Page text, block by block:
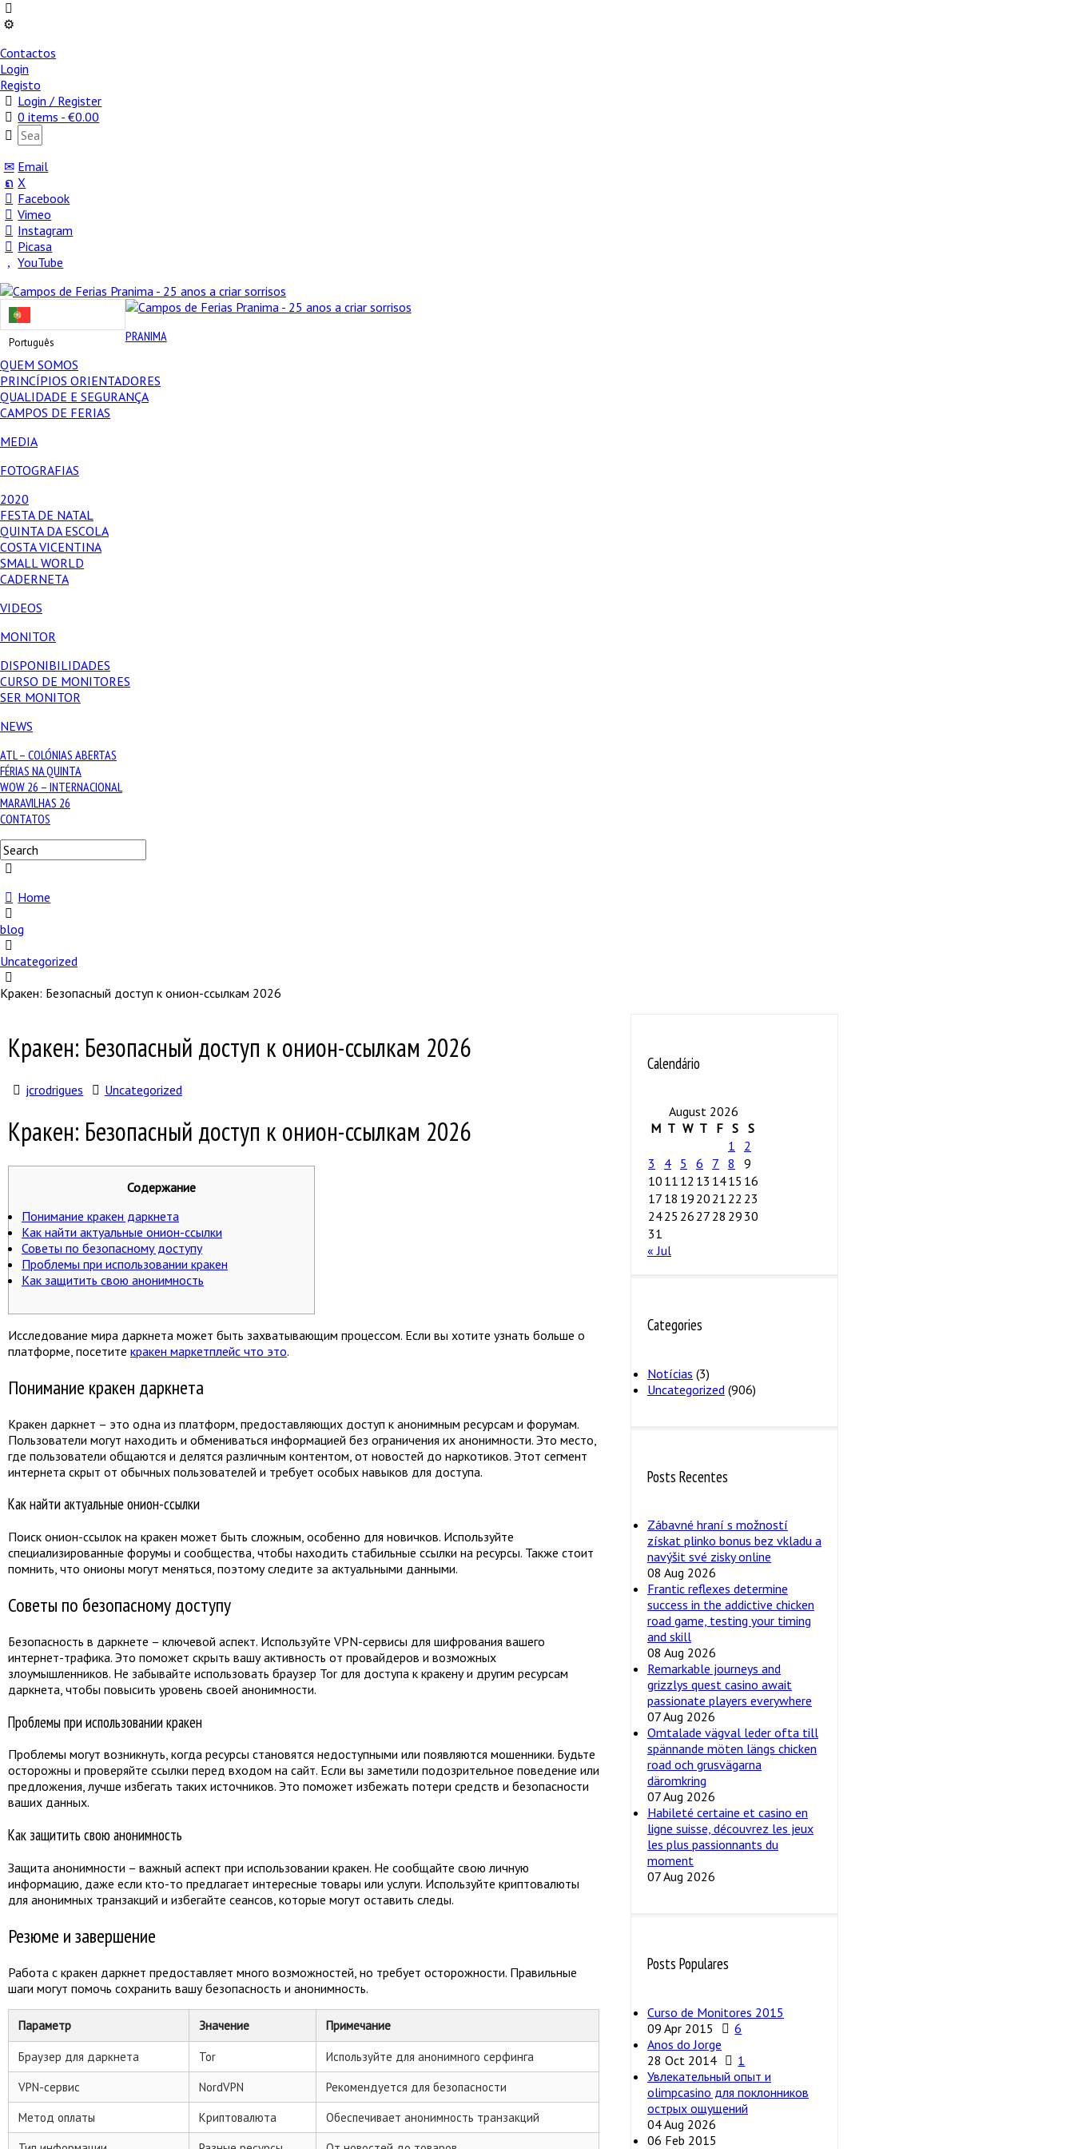
Contactos
Login
Registo
Login / Register
0 items -€0.00
Email
X
Facebook
Vimeo
Instagram
Picasa
YouTube
Português
PRANIMA
QUEM SOMOS
PRINCÍPIOS ORIENTADORES
QUALIDADE E SEGURANÇA
CAMPOS DE FERIAS
MEDIA
FOTOGRAFIAS
2020
FESTA DE NATAL
QUINTA DA ESCOLA
COSTA VICENTINA
SMALL WORLD
CADERNETA
VIDEOS
MONITOR
DISPONIBILIDADES
CURSO DE MONITORES
SER MONITOR
NEWS
ATL – COLÓNIAS ABERTAS
FÉRIAS NA QUINTA
WOW 26 – INTERNACIONAL
MARAVILHAS 26
CONTATOS
Home
blog
Uncategorized
Кракен: Безопасный доступ к онион-ссылкам 2026
Кракен: Безопасный доступ к онион-ссылкам 2026
jcrodrigues Uncategorized
Кракен: Безопасный доступ к онион-ссылкам 2026
Содержание
Понимание кракен даркнета
Как найти актуальные онион-ссылки
Советы по безопасному доступу
Проблемы при использовании кракен
Как защитить свою анонимность
Исследование мира даркнета может быть захватывающим процессом. Если вы хотите узнать больше о
платформе, посетите кракен маркетплейс что это.
Понимание кракен даркнета
Кракен даркнет – это одна из платформ, предоставляющих доступ к анонимным ресурсам и форумам.
Пользователи могут находить и обмениваться информацией без ограничения их анонимности. Это место,
где пользователи общаются и делятся различным контентом, от новостей до наркотиков. Этот сегмент
интернета скрыт от обычных пользователей и требует особых навыков для доступа.
Как найти актуальные онион-ссылки
Поиск онион-ссылок на кракен может быть сложным, особенно для новичков. Используйте
специализированные форумы и сообщества, чтобы находить стабильные ссылки на ресурсы. Также стоит
помнить, что онионы могут меняться, поэтому следите за актуальными данными.
Советы по безопасному доступу
Безопасность в даркнете – ключевой аспект. Используйте VPN-сервисы для шифрования вашего
интернет-трафика. Это поможет скрыть вашу активность от провайдеров и возможных
злоумышленников. Не забывайте использовать браузер Tor для доступа к кракену и другим ресурсам
даркнета, чтобы повысить уровень своей анонимности.
Проблемы при использовании кракен
Проблемы могут возникнуть, когда ресурсы становятся недоступными или появляются мошенники. Будьте
осторожны и проверяйте ссылки перед входом на сайт. Если вы заметили подозрительное поведение или
предложения, лучше избегать таких источников. Это поможет избежать потери средств и безопасности
ваших данных.
Как защитить свою анонимность
Защита анонимности – важный аспект при использовании кракен. Не сообщайте свою личную
информацию, даже если кто-то предлагает интересные товары или услуги. Используйте криптовалюты
для анонимных транзакций и избегайте сеансов, которые могут оставить следы.
Резюме и завершение
Работа с кракен даркнет предоставляет много возможностей, но требует осторожности. Правильные
шаги могут помочь сохранить вашу безопасность и анонимность.
Параметр Значение Примечание
Браузер для даркнета Tor
Используйте для анонимного серфинга
VPN-сервис
NordVPN
Рекомендуется для безопасности
Метод оплаты
Криптовалюта
Обеспечивает анонимность транзакций
Calendário
August 2026
M T W T F S S
1
2
3
4 5 6 7 8
9
10 11 12 13 1415 16
17 18 19 20 21 22 23
2425 26 27 28 29 30
31
« Jul
Categories
Notícias (3)
Uncategorized (906)
Posts Recentes
Zábavné hraní s možností
získat plinko bonus bez vkladu a
navýšit své zisky online
08 Aug 2026
Frantic reflexes determine
success in the addictive chicken
road game, testing your timing
and skill
08 Aug 2026
Remarkable journeys and
grizzlys quest casino await
passionate players everywhere
07 Aug 2026
Omtalade vägval leder ofta till
spännande möten längs chicken
road och grusvägarna
däromkring
07 Aug 2026
Habileté certaine et casino en
ligne suisse, découvrez les jeux
les plus passionnants du
moment
07 Aug 2026
Posts Populares
Curso de Monitores 2015
09 Apr 2015
6
Anos do Jorge
28 Oct 2014
1
Увлекательный опыт и
olimpcasino для поклонников
острых ощущений
04 Aug 2026
06 Feb 2015